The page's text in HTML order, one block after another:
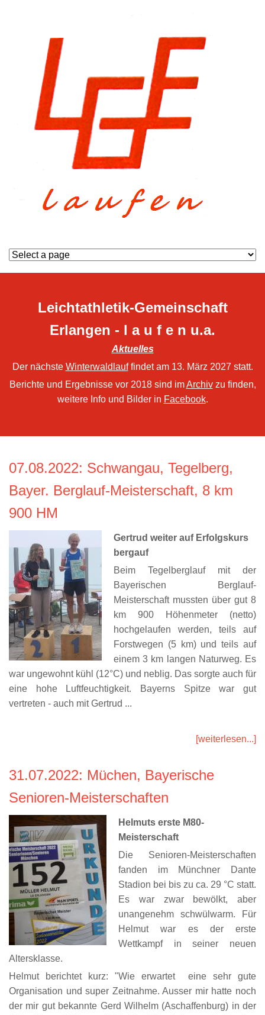
Leichtathletik-Gemeinschaft
Erlangen - l a u f e n u.a.
Aktuelles
Der nächste Winterwaldlauffindet am 13. März 2027 statt.
Berichte und Ergebnisse vor 2018 sind imArchivzu finden,
weitere Info und Bilder in Facebook.
07.08.2022: Schwangau, Tegelberg,
Bayer. Berglauf-Meisterschaft, 8 km
900 HM
Gertrud weiter auf Erfolgskurs
bergauf
Beim Tegelberglauf mit der
Bayerischen Berglauf-
Meisterschaft mussten über gut 8
km 900 Höhenmeter (netto)
hochgelaufen werden, teils auf
Forstwegen (5 km) und teils auf
einem 3 km langen Naturweg. Es
war ungewohnt kühl (12°C) und neblig. Das sorgte auch für
eine hohe Luftfeuchtigkeit. Bayerns Spitze war gut
vertreten - auch mit Gertrud ...
[weiterlesen...]
31.07.2022: Müchen, Bayerische
Senioren-Meisterschaften
Helmuts erste M80-
Meisterschaft
Die Senioren-Meisterschaften
fanden im Münchner Dante
Stadion bei bis zu ca. 29 °C statt.
Es war zwar bewölkt, aber
unangenehm schwülwarm. Für
Helmut war es der erste
Wettkampf in seiner neuen
Altersklasse.
Helmut berichtet kurz: "Wie erwartet eine sehr gute
Organisation und super Zeitnahme. Ausser mir hatte noch
der mir gut bekannte Gerd Wilhelm (Aschaffenburg) in der